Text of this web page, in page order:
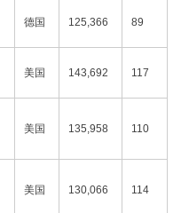
德国 125,366 89
美国 143,692 117
美国 135,958 110
美国 130,066 114